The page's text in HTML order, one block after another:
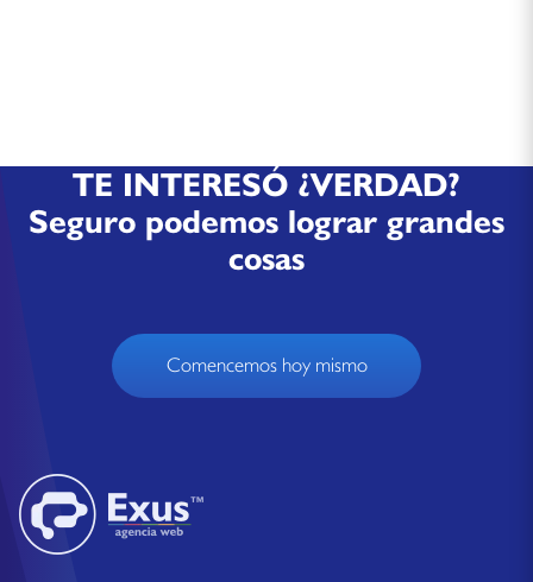
TE INTERESÓ ¿VERDAD?
Seguro podemos lograr grandes
cosas
Comencemos hoy mismo